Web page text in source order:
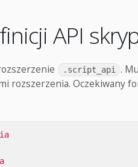
API
.script_api .
rozszerzenia. Oczekiwany